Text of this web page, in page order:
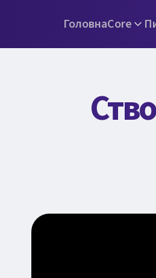
ГоловнаCore